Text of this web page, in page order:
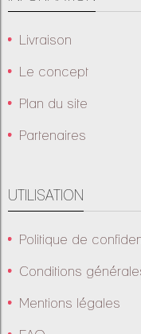
Livraison
Le concept
Plan du site
Partenaires
UTILISATION
Politique de
Conditions
Mentions légales